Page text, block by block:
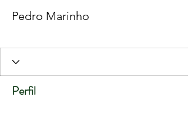
Pedro Marinho
Perfil